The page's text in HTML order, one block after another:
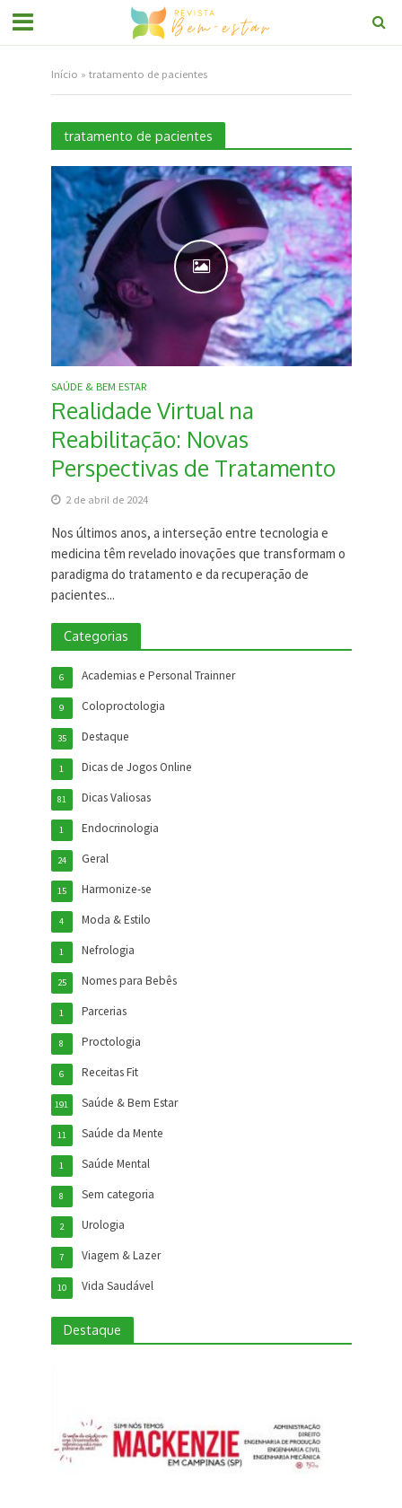
Início » tratamento de pacientes
tratamento de pacientes
SAÚDE & BEM ESTAR
Realidade Virtual na
Reabilitação: Novas
Perspectivas de Tratamento
2 de abril de 2024
Nos últimos anos, a interseção entre tecnologia e
medicina têm revelado inovações que transformam o
paradigma do tratamento e da recuperação de
pacientes...
Categorias
Academias e Personal Trainner
6
Coloproctologia
9
Destaque
35
Dicas de Jogos Online
1
Dicas Valiosas
81
Endocrinologia
1
Geral
24
Harmonize-se
15
Moda & Estilo
4
Nefrologia
1
Nomes para Bebês
25
Parcerias
1
Proctologia
8
Receitas Fit
6
Saúde & Bem Estar
191
Saúde da Mente
11
Saúde Mental
1
Sem categoria
8
Urologia
2
Viagem & Lazer
7
Vida Saudável
10
Destaque